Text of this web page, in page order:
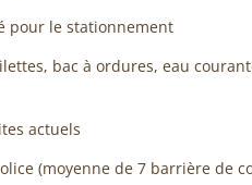
pour le stationnement
bac à ordures, eau
actuels
(moyenne de 7 barrière de